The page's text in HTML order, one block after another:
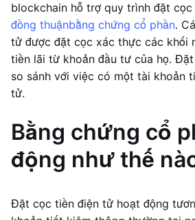
blockchain hỗ trợ quy trình đặt
đồng thuậnbằng chứng cổ phần.
tử được đặt cọc xác thực các khối
tiền lãi từ khoản đầu tư của họ.
so sánh với việc có một tài khoản
tử.
Bằng chứng cổ
động như thế
Đặt cọc tiền điện tử hoạt động